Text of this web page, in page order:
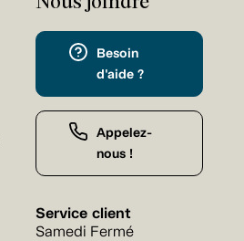
Besoin
d'aide ?
Appelez-
nous !
Service client
Samedi Fermé